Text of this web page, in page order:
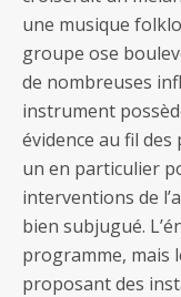
une musique
groupe ose
de nombreuses
instrument
évidence au fil des
un en particulier
interventions de
bien subjugué.
programme, mais
proposant des